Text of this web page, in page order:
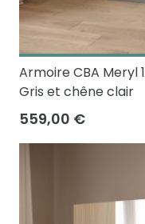
Armoire CBA Meryl
Gris et chêne clair
559,00 €